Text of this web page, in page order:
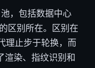
，包括数据中心
区别所在。区别在
理止步于轮换，而
渲染、指纹识别和